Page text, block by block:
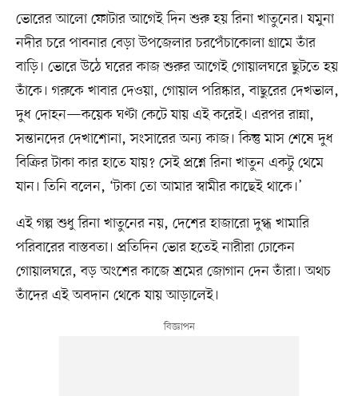
ভোরের আলো ফোটার আগেই দিন শুরু হয় রিনা খাতুনের। যমুনা
নদীর চরে পাবনার বেড়া উপজেলার চরপেঁচাকোলা গ্রামে তাঁর
বাড়ি। ভোরে উঠে ঘরের কাজ শুরুর আগেই গোয়ালঘরে ছুটতে হয়
তাঁকে। গরুকে খাবার দেওয়া, গোয়াল পরিষ্কার, বাছুরের দেখভাল,
দুধ দোহন—কয়েক ঘণ্টা কেটে যায় এই করেই। এরপর রান্না,
সন্তানদের দেখাশোনা, সংসারের অন্য কাজ। কিন্তু মাস শেষে দুধ
বিক্রির টাকা কার হাতে যায়? সেই প্রশ্নে রিনা খাতুন একটু থেমে
যান। তিনি বলেন, ‘টাকা তো আমার স্বামীর কাছেই থাকে।’
এই গল্প শুধু রিনা খাতুনের নয়, দেশের হাজারো দুগ্ধ খামারি
পরিবারের বাস্তবতা। প্রতিদিন ভোর হতেই নারীরা ঢোকেন
গোয়ালঘরে, বড় অংশের কাজে শ্রমের জোগান দেন তাঁরা। অথচ
তাঁদের এই অবদান থেকে যায় আড়ালেই।